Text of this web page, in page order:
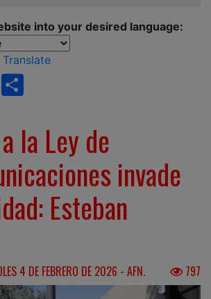
into your desired language:
Translate
Pinterest
la Ley de
invade
Esteban
4 DE FEBRERO DE 2026 - AFN. 797